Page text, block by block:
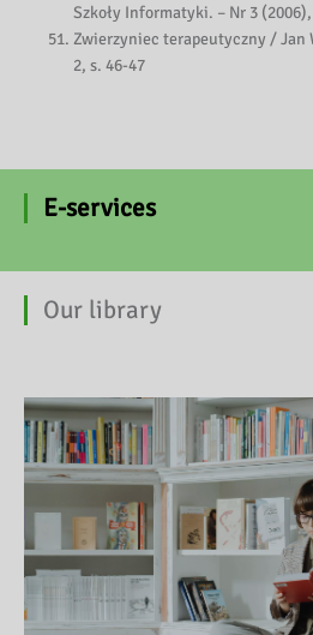
Szkoły Informatyki. – Nr 3
Zwierzyniec terapeutyczny / Jan
2, s. 46-47
E-services
Our library